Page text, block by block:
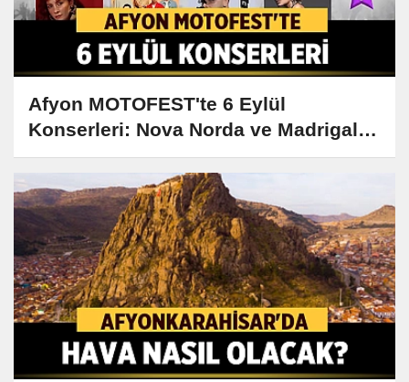
Afyon MOTOFEST'te 6 Eylül
Konserleri: Nova Norda ve Madrigal
Sahne Alacak!